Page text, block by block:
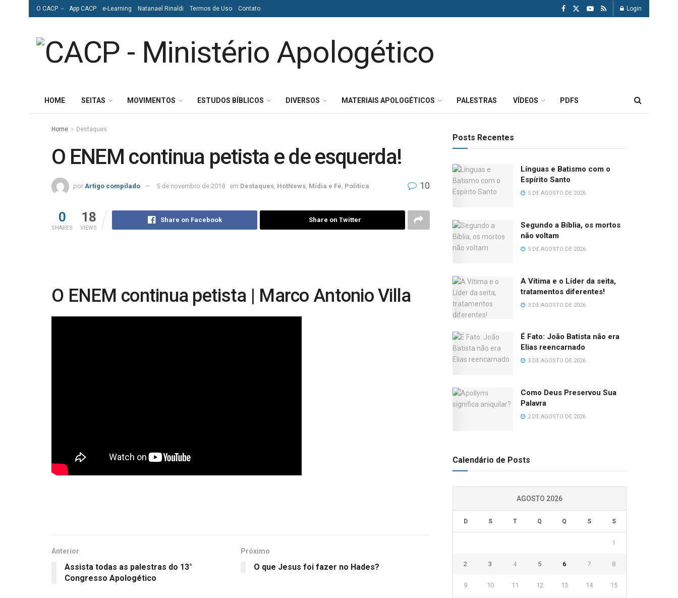
O CACP App CACP e-Learning Natanael Rinaldi Termos de Uso Contato Login
HOME SEITAS MOVIMENTOS ESTUDOS BÍBLICOS DIVERSOS MATERIAIS APOLOGÉTICOS PALESTRAS VÍDEOS PDFS
Home Destaques
O ENEM continua petista e de esquerda!
por Artigo compilado 5 de novembro de 2018 em Destaques HotNews Mídia e Fé Política 10
0
SHARES
18
VIEWS
Share on Facebook Share on Twitter
O ENEM continua petista | Marco Antonio Villa
Anterior
Assista todas as palestras do 13°
Congresso Apologético
Próximo
O que Jesus foi fazer no Hades?
Posts Recentes
Línguas e Batismo com o
Espírito Santo
5 DE AGOSTO DE 2026
Segundo a Bíblia, os mortos
não voltam
5 DE AGOSTO DE 2026
A Vítima e o Líder da seita,
tratamentos diferentes!
3 DE AGOSTO DE 2026
É Fato: João Batista não era
Elias reencarnado
3 DE AGOSTO DE 2026
Como Deus Preservou Sua
Palavra
2 DE AGOSTO DE 2026
Calendário de Posts
AGOSTO 2026
D S T Q Q S S
1
2 3 4 5 6 7 8
9 10 11 12 13 14 15